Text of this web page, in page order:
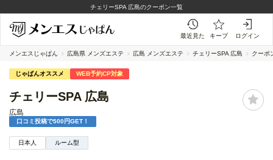
チェリーSPA 広島のクーポン一覧
最近見た キープ ログイン
メンエスじゃぱん 広島県 メンズエステ 広島 メンズエステ チェリーSPA 広島 クーポ
じゃぱんオススメ WEB予約CP対象
チェリーSPA 広島
広島
口コミ投稿で500円GET！
日本人 ルーム型